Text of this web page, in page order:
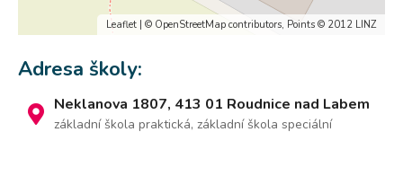
Leaflet | © OpenStreetMap contributors, Points © 2012 LINZ
Adresa školy:
Neklanova 1807, 413 01 Roudnice nad Labem
základní škola praktická, základní škola speciální